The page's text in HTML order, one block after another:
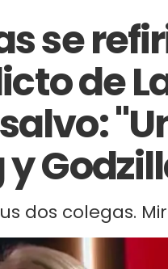
se
de
dos colegas.